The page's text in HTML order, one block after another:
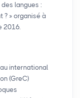
langues :
? » organisé à
2016.
international
(GreC)